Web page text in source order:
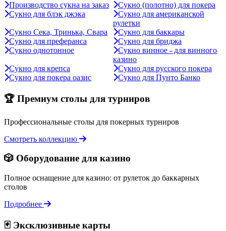
Производство сукна на заказ
Сукно (полотно) для покера
Сукно для блэк джэка
Сукно для американской
рулетки
Сукно Сека, Тринька, Свара
Сукно для баккары
Сукно для преферанса
Сукно для бриджа
Сукно однотонное
Сукно винное - для винного
казино
Сукно для крепса
Сукно для русского покера
Сукно для покера оазис
Сукно для Пунто Банко
🏆 Премиум столы для турниров
Профессиональные столы для покерных турниров
Смотреть коллекцию
🎲 Оборудование для казино
Полное оснащение для казино: от рулеток до баккарных
столов
Подробнее
🃏 Эксклюзивные карты